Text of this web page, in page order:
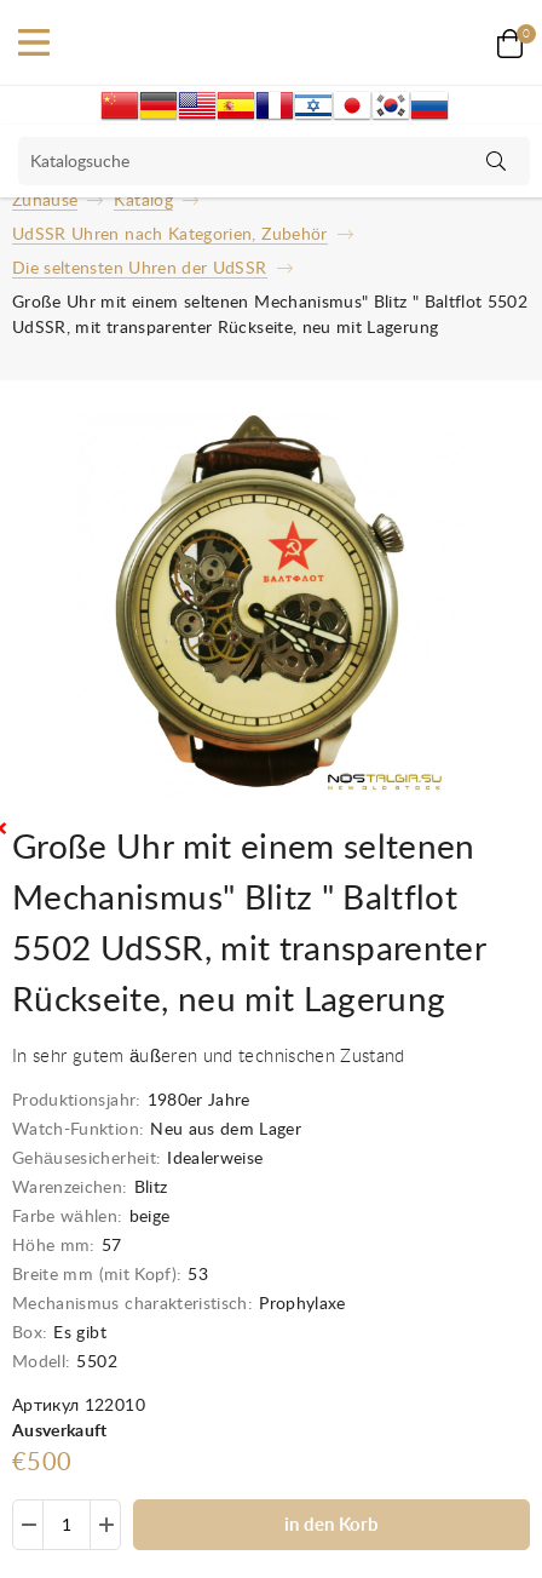
0
Zuhause
Katalog
UdSSR Uhren nach Kategorien, Zubehör
Die seltensten Uhren der UdSSR
Große Uhr mit einem seltenen Mechanismus" Blitz " Baltflot 5502
UdSSR, mit transparenter Rückseite, neu mit Lagerung
Große Uhr mit einem seltenen
Mechanismus" Blitz " Baltflot
5502 UdSSR, mit transparenter
Rückseite, neu mit Lagerung
In sehr gutem äußeren und technischen Zustand
Produktionsjahr: 1980er Jahre
Watch-Funktion: Neu aus dem Lager
Gehäusesicherheit:
Idealerweise
Warenzeichen:
Blitz
Farbe wählen:
beige
Höhe mm: 57
Breite mm (mit Kopf): 53
Mechanismus charakteristisch: Prophylaxe
Box: Es gibt
Modell: 5502
Артикул 122010
Ausverkauft
€500
in den Korb